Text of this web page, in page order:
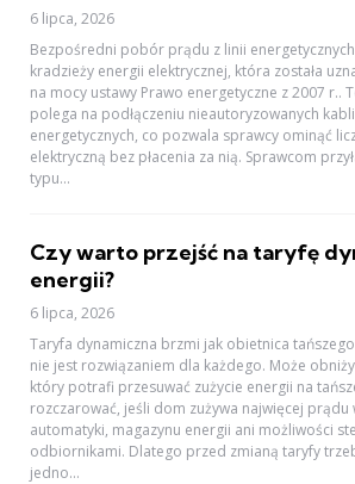
6 lipca, 2026
Bezpośredni pobór prądu z linii
kradzieży energii elektrycznej, która została
na mocy ustawy Prawo energetyczne z 2007 r..
polega na podłączeniu nieautoryzowanych
energetycznych, co pozwala sprawcy ominąć
elektryczną bez płacenia za nią. Sprawcom
typu...
Czy warto przejść na taryfę
energii?
6 lipca, 2026
Taryfa dynamiczna brzmi jak obietnica
nie jest rozwiązaniem dla każdego. Może
który potrafi przesuwać zużycie energii na
rozczarować, jeśli dom zużywa najwięcej prądu
automatyki, magazynu energii ani możliwości
odbiornikami. Dlatego przed zmianą taryfy
jedno...